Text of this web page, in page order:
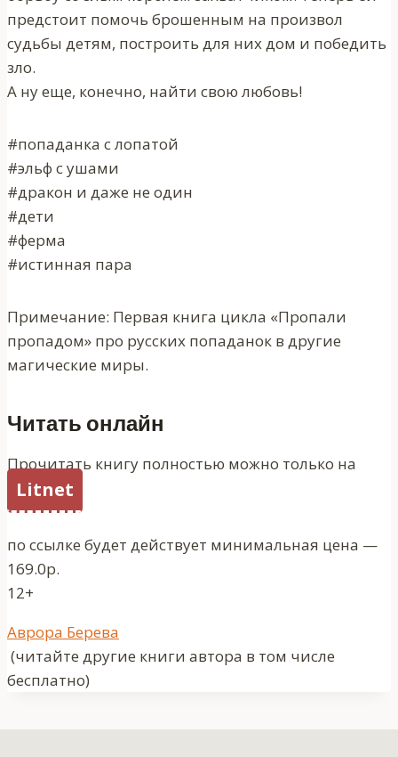
предстоит помочь брошенным на произвол
судьбы детям, построить для них дом и победить
зло.
А ну еще, конечно, найти свою любовь!
#попаданка с лопатой
#эльф с ушами
#дракон и даже не один
#дети
#ферма
#истинная пара
Примечание: Первая книга цикла «Пропали
пропадом» про русских попаданок в другие
магические миры.
Читать онлайн
Прочитать книгу полностью можно только на
Litnet
по ссылке будет действует минимальная цена —
169.0р.
12+
Метки
записи:
Аврора Берева
(читайте другие книги автора в том числе
бесплатно)